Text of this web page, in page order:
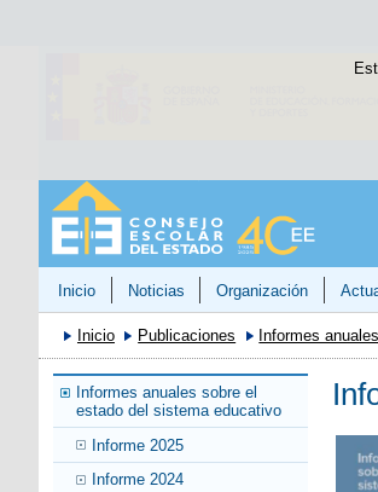
Inicio Noticias Organización
Inicio Publicaciones Informes
Informes anuales sobre el
estado del sistema educativo
Informe 2025
Informe 2024